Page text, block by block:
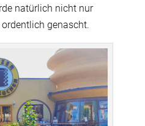
natürlich nicht nur
genascht.